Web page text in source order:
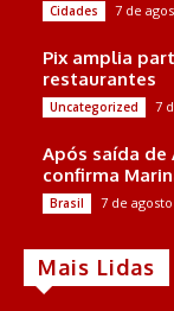
Cidades 7 de
Pix amplia
restaurantes
Uncategorized 7
Após saída de
confirma
Brasil 7 de
Mais Lidas